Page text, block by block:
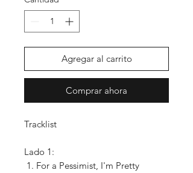
Agregar al carrito
Comprar ahora
Tracklist
Lado 1:
For a Pessimist, I'm Pretty